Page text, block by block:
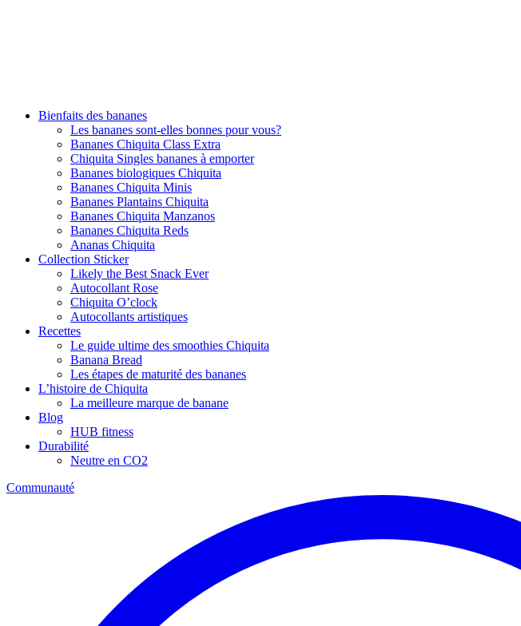
Bienfaits des bananes
Les bananes sont-elles bonnes pour vous?
Bananes Chiquita Class Extra
Chiquita Singles bananes à emporter
Bananes biologiques Chiquita
Bananes Chiquita Minis
Bananes Plantains Chiquita
Bananes Chiquita Manzanos
Bananes Chiquita Reds
Ananas Chiquita
Collection Sticker
Likely the Best Snack Ever
Autocollant Rose
Chiquita O’clock
Autocollants artistiques
Recettes
Le guide ultime des smoothies Chiquita
Banana Bread
Les étapes de maturité des bananes
L’histoire de Chiquita
La meilleure marque de banane
Blog
HUB fitness
Durabilité
Neutre en CO2
Communauté